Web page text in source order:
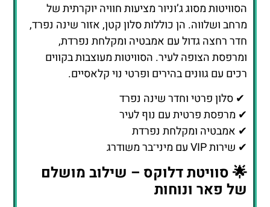
הסוויטות מסוג ג’וניור מציעות חוויה יוקרתית של
מרחב ושלווה. הן כוללות סלון קטן, אזור שינה נפרד,
חדר רחצה גדול עם אמבטיה ומקלחת נפרדת,
ומרפסת הצופה לעיר. הסוויטות מעוצבות בקווים
רכים עם גוונים בהירים ופרטי נוי קלאסיים.
✔ סלון פרטי וחדר שינה נפרד
✔ מרפסת פרטית עם נוף לעיר
✔ אמבטיה ומקלחת נפרדת
✔ שירות VIP עם מיני־בר משודרג
🌟 סוויטת דלוקס – שילוב מושלם
של פאר ונוחות